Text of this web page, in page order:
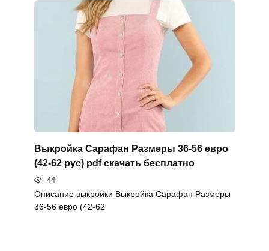
Выкройка Сарафан Размеры 36-56 евро
(42-62 рус) pdf скачать бесплатно
44
Описание выкройки Выкройка Сарафан Размеры
36-56 евро (42-62